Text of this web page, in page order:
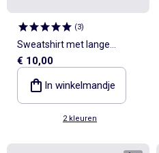
(3)
Sweatshirt met lange
mouwen en ruches op de
schouders
€ 10,00
In winkelmandje
2 kleuren